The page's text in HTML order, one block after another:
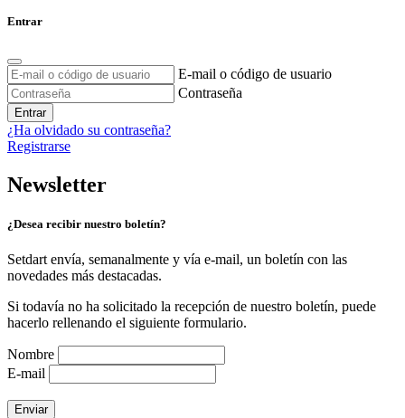
Entrar
E-mail o código de usuario
Contraseña
Entrar
¿Ha olvidado su contraseña?
Registrarse
Newsletter
¿Desea recibir nuestro boletín?
Setdart envía, semanalmente y vía e-mail, un boletín con las
novedades más destacadas.
Si todavía no ha solicitado la recepción de nuestro boletín, puede
hacerlo rellenando el siguiente formulario.
Nombre
E-mail